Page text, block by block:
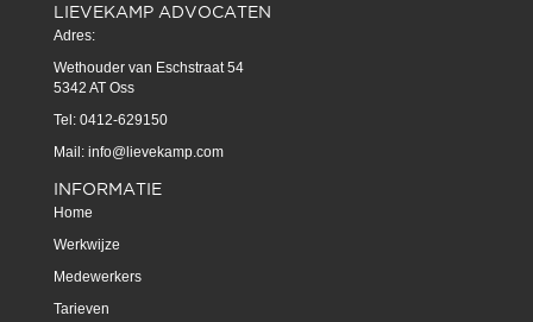
LIEVEKAMP ADVOCATEN
Adres:
Wethouder van Eschstraat 54
5342 AT Oss
Tel: 0412-629150
Mail: info@lievekamp.com
INFORMATIE
Home
Werkwijze
Medewerkers
Tarieven